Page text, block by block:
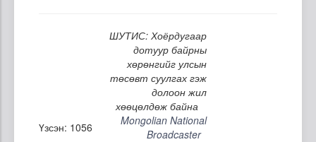
ШУТИС: Хоёрдугаар
дотуур байрны
хөрөнгийг улсын
төсөвт суулгах гэж
долоон жил
хөөцөлдөж байна
Үзсэн: 1056
Mongolian National
Broadcaster